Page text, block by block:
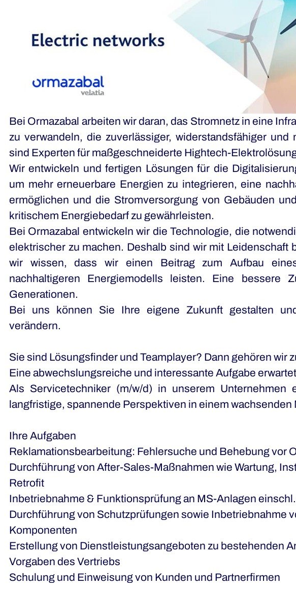
Bei Ormazabal arbeiten wir daran, das Stromnetz in eine
zu verwandeln, die zuverlässiger, widerstandsfähiger und
sind Experten für maßgeschneiderte Hightech-
Wir entwickeln und fertigen Lösungen für die
um mehr erneuerbare Energien zu integrieren, eine
ermöglichen und die Stromversorgung von Gebäuden
kritischem Energiebedarf zu gewährleisten.
Bei Ormazabal entwickeln wir die Technologie, die
elektrischer zu machen. Deshalb sind wir mit Leidenschaft
wir wissen, dass wir einen Beitrag zum Aufbau
nachhaltigeren Energiemodells leisten. Eine bessere
Generationen.
Bei uns können Sie Ihre eigene Zukunft gestalten
verändern.
Sie sind Lösungsfinder und Teamplayer? Dann gehören wir
Eine abwechslungsreiche und interessante Aufgabe
Als Servicetechniker (m/w/d) in unserem Unternehmen
langfristige, spannende Perspektiven in einem wachsenden
Ihre Aufgaben
Reklamationsbearbeitung: Fehlersuche und Behebung vor
Durchführung von After-Sales-Maßnahmen wie Wartung,
Retrofit
Inbetriebnahme & Funktionsprüfung an MS-Anlagen
Durchführung von Schutzprüfungen sowie Inbetriebnahme
Komponenten
Erstellung von Dienstleistungsangeboten zu bestehenden
Vorgaben des Vertriebs
Schulung und Einweisung von Kunden und Partnerfirmen